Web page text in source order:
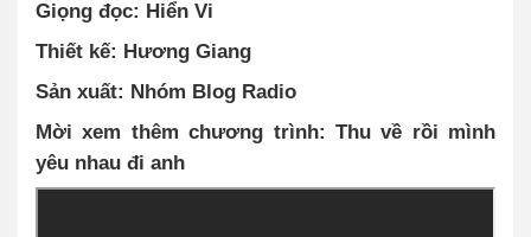
Giọng đọc: Hiển Vi
Thiết kế: Hương Giang
Sản xuất: Nhóm Blog Radio
Mời xem thêm chương trình: Thu về rồi mình
yêu nhau đi anh